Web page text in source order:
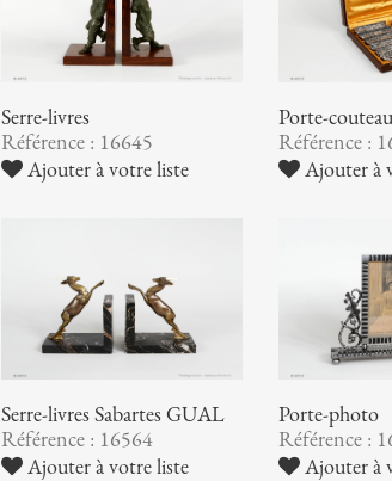
Serre-livres
Référence : 16645
Ajouter à votre liste
Porte-
Référence :
Ajouter à
Serre-livres Sabartes GUAL
Référence : 16564
Ajouter à votre liste
Porte-photo
Référence :
Ajouter à